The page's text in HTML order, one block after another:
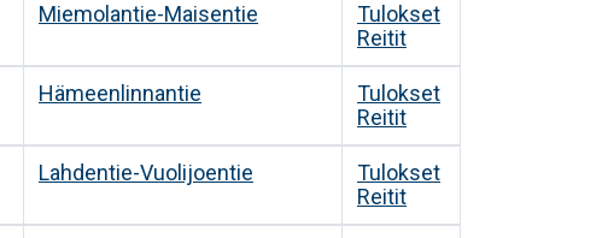
Miemolantie-Maisentie
Tulokset
Reitit
Hämeenlinnantie
Tulokset
Reitit
Lahdentie-Vuolijoentie
Tulokset
Reitit